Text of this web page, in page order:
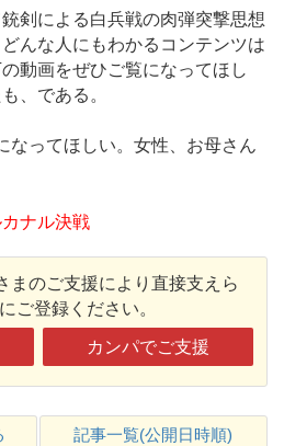
剣による白兵戦の肉弾突撃思想
んな人にもわかるコンテンツは
動画をぜひご覧になってほし
、である。
なってほしい。女性、お母さん
ナル決戦
まのご支援により直接支えら
ご登録ください。
カンパでご支援
記事一覧(公開日時順)